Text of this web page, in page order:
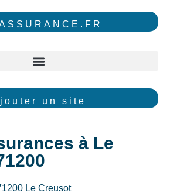
un site
à Le
Le Creusot